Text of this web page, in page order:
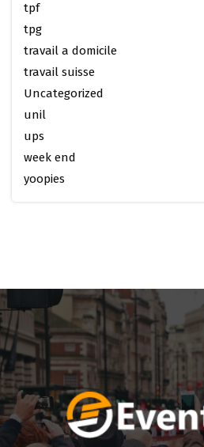
tpf
tpg
travail a domicile
travail suisse
Uncategorized
unil
ups
week end
yoopies